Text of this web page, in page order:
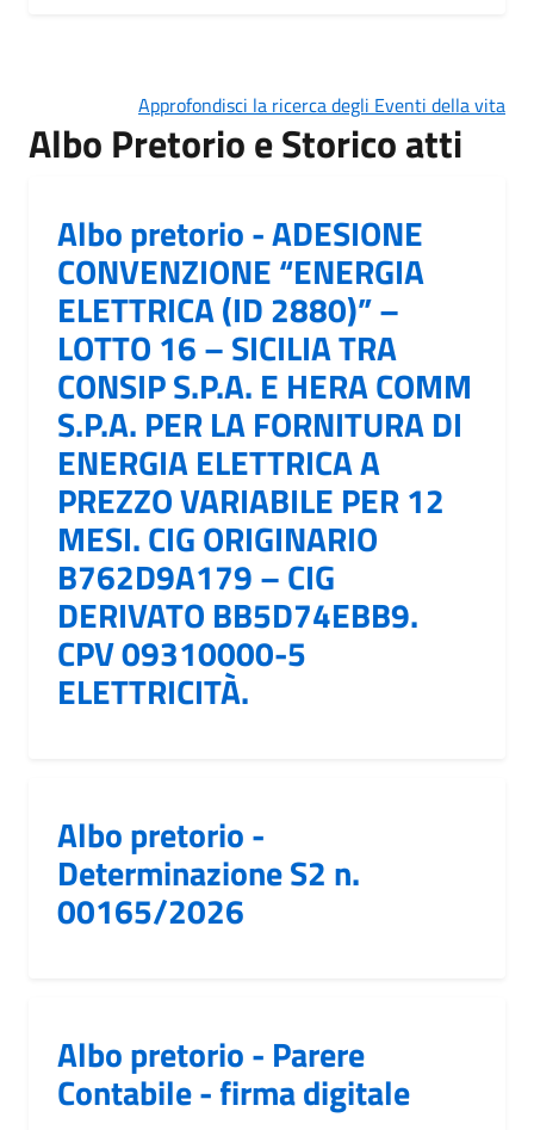
Approfondisci la ricerca degli Eventi della vita
Albo Pretorio e Storico atti
Albo pretorio - ADESIONE
CONVENZIONE “ENERGIA
ELETTRICA (ID 2880)” –
LOTTO 16 – SICILIA TRA
CONSIP S.P.A. E HERA COMM
S.P.A. PER LA FORNITURA DI
ENERGIA ELETTRICA A
PREZZO VARIABILE PER 12
MESI. CIG ORIGINARIO
B762D9A179 – CIG
DERIVATO BB5D74EBB9.
CPV 09310000-5
ELETTRICITÀ.
Albo pretorio -
Determinazione S2 n.
00165/2026
Albo pretorio - Parere
Contabile - firma digitale